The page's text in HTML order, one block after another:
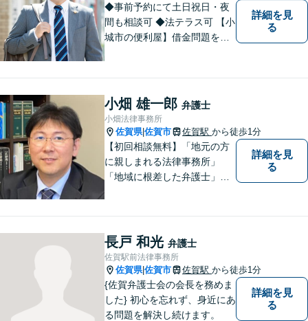
◆事前予約にて土日祝日・夜
間も相談可 ◆法テラス可 【小
城市の便利屋】借金問題を中
詳細を見
る
小畑 雄一郎 弁護士
小畑法律事務所
佐賀県|佐賀市 佐賀駅 から徒歩1分
【初回相談無料】「地元の方
に親しまれる法律事務所」
「地域に根差した弁護士」を
など幅広く対応しております
ので、まずはお気軽にご相談
下さい。【JR佐賀駅1分】
【子連れ相談可】
詳細を見
る
長戸 和光 弁護士
佐賀駅前法律事務所
佐賀県|佐賀市 佐賀駅 から徒歩1分
{佐賀弁護士会の会長を務めま
した} 初心を忘れず、身近にあ
る問題を解決し続けます。
詳細を見
る